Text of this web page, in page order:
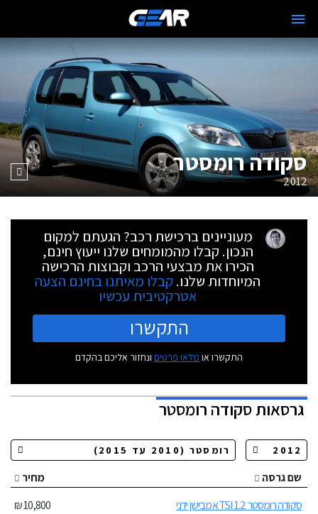
סקודה רומסטר
2012
מעוניינים ברכישת רכב? הגעתם למקום
הנכון. קבלו מהמומחים שלנו ייעוץ חינם,
הכירו את מבצעי הרכב וקבוצות הרכישה
המיוחדות שלנו. קבלו מאיתנו בחינם הצעה
אטרקטיבית עכשיו
התקשרו
התקשרו או מלאו פרטים ונחזור אליכם בהקדם
גרסאותסקודה רומסטר
שם גרסה
מחיר
סקודה רומסטר TSI 1.2 אמבישן ידני
10,800 ₪